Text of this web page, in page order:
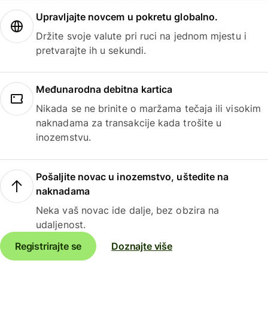
Upravljajte novcem u pokretu globalno.
Držite svoje valute pri ruci na jednom mjestu i
pretvarajte ih u sekundi.
Međunarodna debitna kartica
Nikada se ne brinite o maržama tečaja ili visokim
naknadama za transakcije kada trošite u
inozemstvu.
Pošaljite novac u inozemstvo, uštedite na
naknadama
Neka vaš novac ide dalje, bez obzira na
udaljenost.
Registrirajte se
Doznajte više